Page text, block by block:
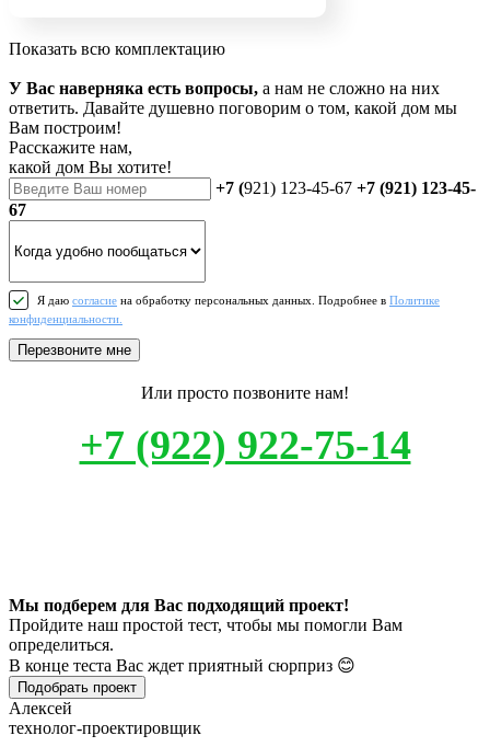
Показать всю комплектацию
У Вас наверняка есть вопросы, а нам не сложно на них
ответить. Давайте душевно поговорим о том, какой дом мы
Вам построим!
Расскажите нам,
какой дом Вы хотите!
+7 (921) 123-45-67 +7 (921) 123-45-
67
Я даю согласие на обработку персональных данных. Подробнее в Политике
конфиденциальности.
Перезвоните мне
Или просто позвоните нам!
+7 (922) 922-75-14
Мы подберем для Вас подходящий проект!
Пройдите наш простой тест, чтобы мы помогли Вам
определиться.
В конце теста Вас ждет приятный сюрприз 😊
Подобрать проект
Алексей
технолог-проектировщик